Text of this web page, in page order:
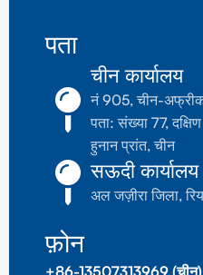
पता
चीन कार्यालय
नं 905, चीन-
पता: संख्या 77,
हुनान प्रांत, चीन
सऊदी कार्यालय
अल जज़ीरा जिला,
फ़ोन